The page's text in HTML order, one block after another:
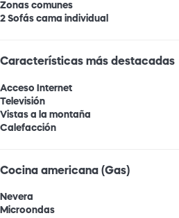
Zonas comunes
2 Sofás cama individual
Características más destacadas
Acceso Internet
Televisión
Vistas a la montaña
Calefacción
Cocina americana (Gas)
Nevera
Microondas